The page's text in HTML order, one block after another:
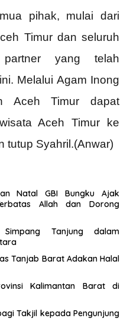
pihak, mulai dari
Timur dan seluruh
yang telah
Melalui Agam Inong
Aceh Timur dapat
Aceh Timur ke
tutup Syahril.(Anwar)
Natal GBI Bungku Ajak
Allah dan Dorong
Tanjung dalam
Tanjab Barat Adakan Halal
Kalimantan Barat di
Takjil kepada Pengunjung